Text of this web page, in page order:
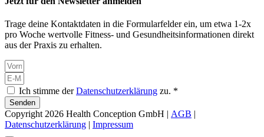
Trage deine Kontaktdaten in die Formularfelder ein, um etwa 1-2x
pro Woche wertvolle Fitness- und Gesundheitsinformationen direkt
aus der Praxis zu erhalten.
Ich stimme derDatenschutzerklärung zu. *
Senden
Copyright 2026 Health Conception GmbH | AGB |
Datenschutzerklärung | Impressum